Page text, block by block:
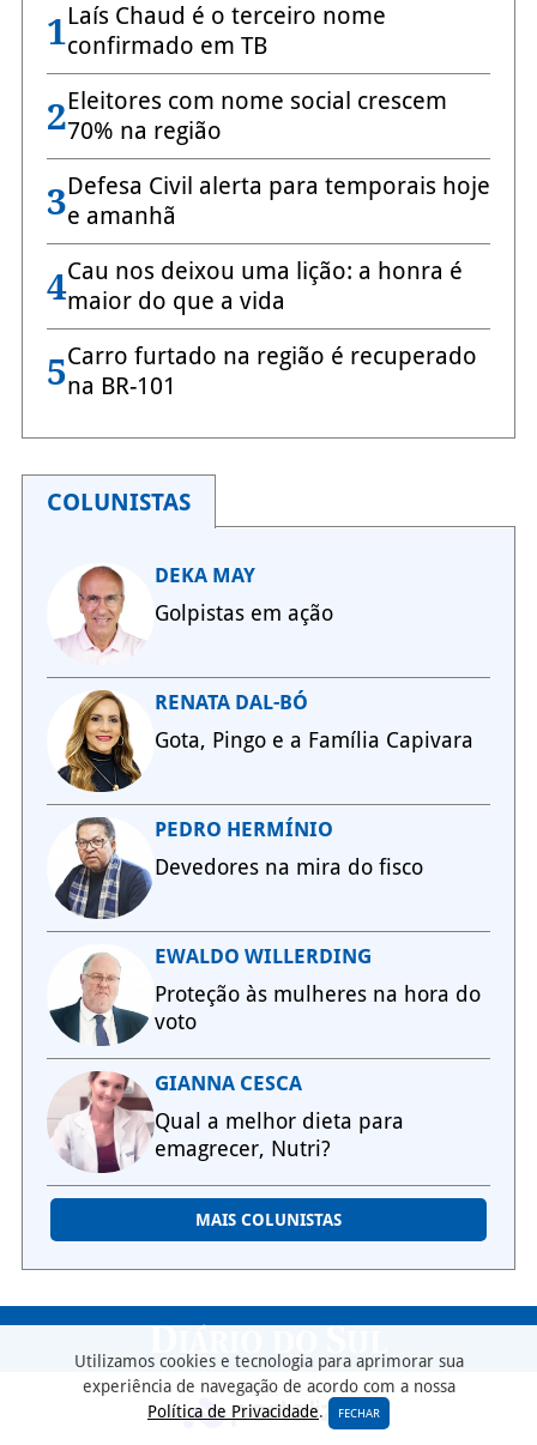
1Laís Chaud é o terceiro nome
confirmado em TB
2Eleitores com nome social crescem
70% na região
3Defesa Civil alerta para temporais hoje
e amanhã
4Cau nos deixou uma lição: a honra é
maior do que a vida
5Carro furtado na região é recuperado
na BR-101
COLUNISTAS
DEKA MAY
Golpistas em ação
RENATA DAL-BÓ
Gota, Pingo e a Família Capivara
PEDRO HERMÍNIO
Devedores na mira do fisco
EWALDO WILLERDING
Proteção às mulheres na hora do
voto
GIANNA CESCA
Qual a melhor dieta para
emagrecer, Nutri?
MAIS COLUNISTAS
Utilizamos cookies e tecnologia para aprimorar sua
experiência de navegação de acordo com a nossa
Política de Privacidade. FECHAR